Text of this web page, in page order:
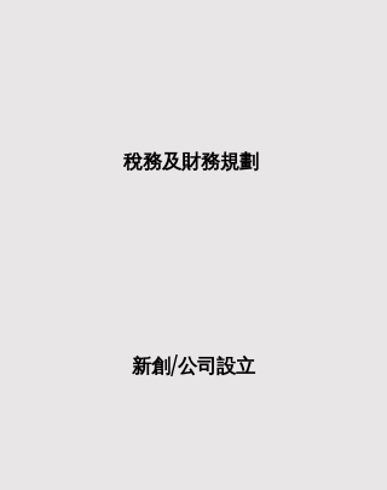
稅務及財務規劃
新創/公司設立